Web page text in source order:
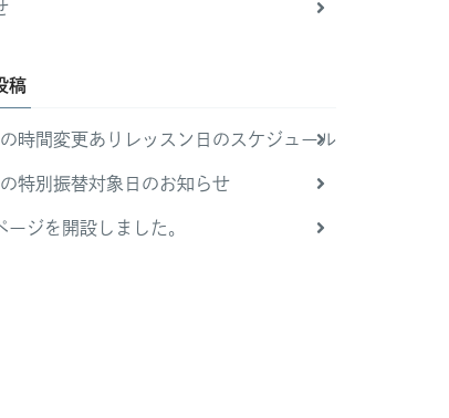
稿
時間変更ありレッスン日のスケジュール
特別振替対象日のお知らせ
ージを開設しました。